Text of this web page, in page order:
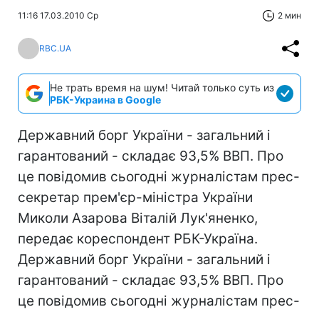
11:16 17.03.2010 Ср 2 мин
RBC.UA
Не трать время на шум! Читай только суть из
РБК-Украина в Google
Державний борг України - загальний і
гарантований - складає 93,5% ВВП. Про
це повідомив сьогодні журналістам прес-
секретар прем'єр-міністра України
Миколи Азарова Віталій Лук'яненко,
передає кореспондент РБК-Україна.
Державний борг України - загальний і
гарантований - складає 93,5% ВВП. Про
це повідомив сьогодні журналістам прес-